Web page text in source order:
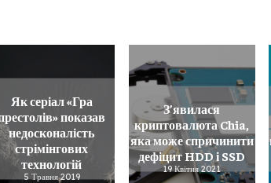
Як серіал «Гра
показав
недосконалість
стрімінгових
технологій
5 Травня 2019
З’явилася
криптовалюта Chia,
яка може спричинити
дефіцит HDD і SSD
19 Квітня 2021